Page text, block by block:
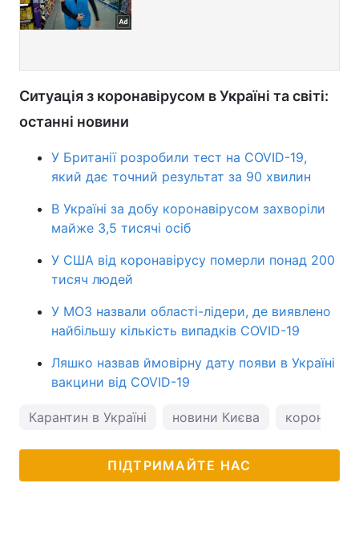
Ситуація з коронавірусом в Україні та світі:
останні новини
У Британії розробили тест на COVID-19,
який дає точний результат за 90 хвилин
В Україні за добу коронавірусом захворіли
майже 3,5 тисячі осіб
У США від коронавірусу померли понад 200
тисяч людей
У МОЗ назвали області-лідери, де виявлено
найбільшу кількість випадків COVID-19
Ляшко назвав ймовірну дату появи в Україні
вакцини від COVID-19
Карантин в Україні новини Києва
ПІДТРИМАЙТЕ НАС